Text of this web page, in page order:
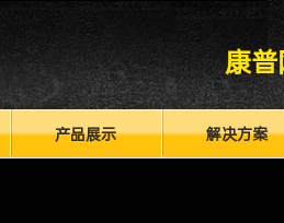
康
产品展示 解决方案